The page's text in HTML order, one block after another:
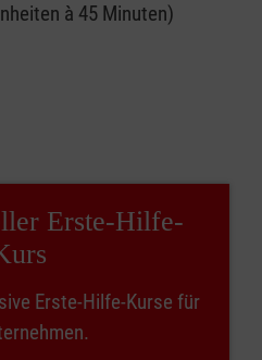
à 45 Minuten)
Erste-Hilfe-
Erste-Hilfe-Kurse für